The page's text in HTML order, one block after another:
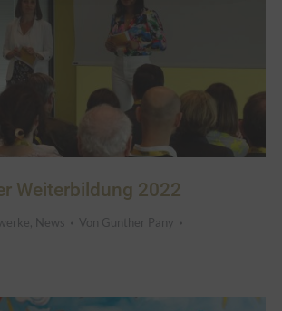
Weiterbildung 2022
, News Von Gunther Pany